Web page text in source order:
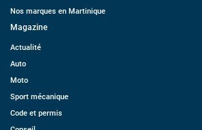
Nos marques en Martinique
Magazine
Actualité
Auto
Moto
Sport mécanique
Code et permis